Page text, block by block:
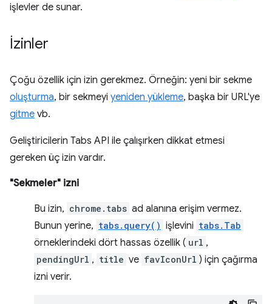
işlevler de sunar.
İzinler
Çoğu özellik için izin gerekmez. Örneğin: yeni bir sekme
oluşturma, bir sekmeyi yeniden yükleme, başka bir URL'ye
gitme vb.
Geliştiricilerin Tabs API ile çalışırken dikkat etmesi
gereken üç izin vardır.
"Sekmeler" izni
Bu izin, chrome.tabs ad alanına erişim vermez.
Bunun yerine, tabs.query() işlevini tabs.Tab
örneklerindeki dört hassas özellik ( url ,
pendingUrl , title ve favIconUrl ) için çağırma
izni verir.